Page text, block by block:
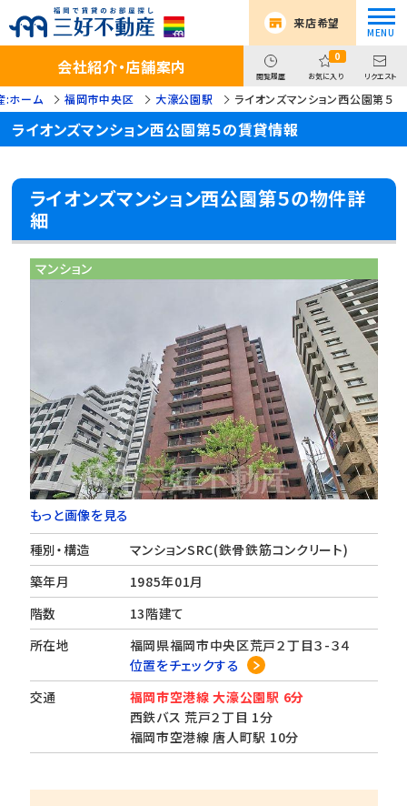
来店希望
会社紹介・店舗案内 閲覧履歴
0
お気に入り リクエスト
:ホーム 福岡市中央区 大濠公園駅 ライオンズマンション西公園第５
ライオンズマンション西公園第５の賃貸情報
ライオンズマンション西公園第５の物件詳
細
マンション
もっと画像を見る
種別・構造
マンションSRC(鉄骨鉄筋コンクリート)
築年月
1985年01月
階数
13階建て
所在地
福岡県福岡市中央区荒戸２丁目３-３４
位置をチェックする
交通
福岡市空港線 大濠公園駅 6分
西鉄バス 荒戸２丁目 1分
福岡市空港線 唐人町駅 10分